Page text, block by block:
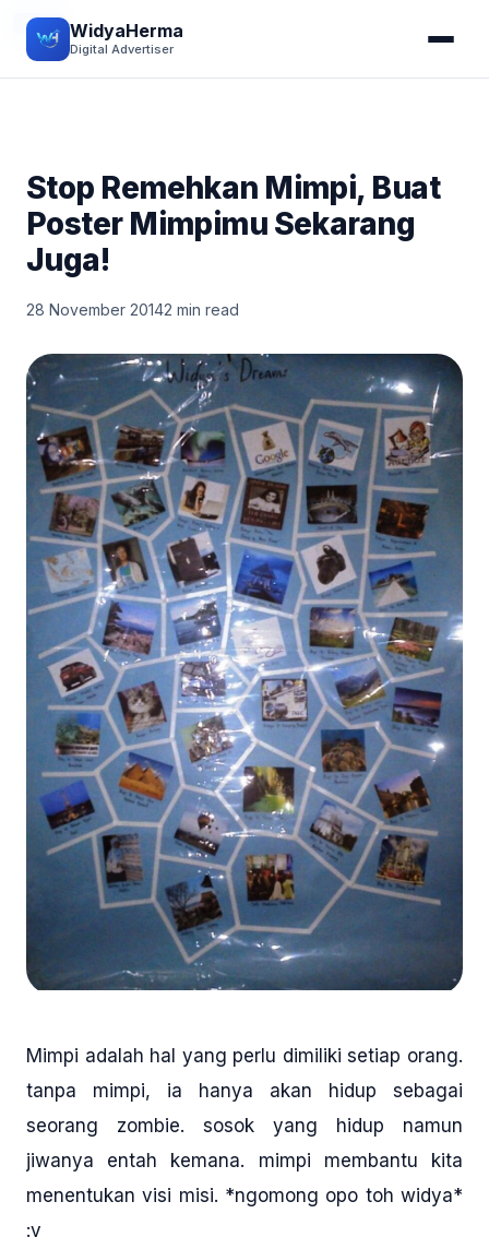
WidyaHerma
Digital Advertiser
TIPS
Stop Remehkan Mimpi, Buat
Poster Mimpimu Sekarang
Juga!
28 November 20142 min read
Mimpi adalah hal yang perlu dimiliki setiap orang.
tanpa mimpi, ia hanya akan hidup sebagai
seorang zombie. sosok yang hidup namun
jiwanya entah kemana. mimpi membantu kita
menentukan visi misi. *ngomong opo toh widya*
:v